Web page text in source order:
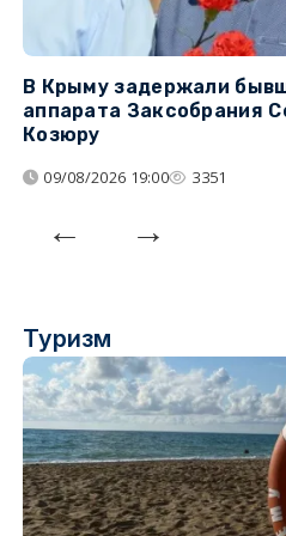
В Крыму задержали
аппарата Заксобрания
Козюру
09/08/2026 19:00 3351
Туризм